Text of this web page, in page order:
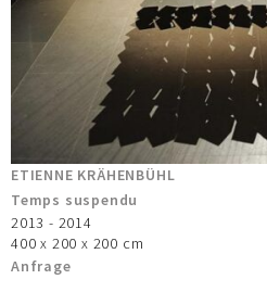
ETIENNE KRÄHENBÜHL
Temps suspendu
2013 - 2014
400 x 200 x 200 cm
Anfrage